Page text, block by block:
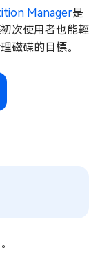
Manager是
次使用者也能輕
磁碟的目標。